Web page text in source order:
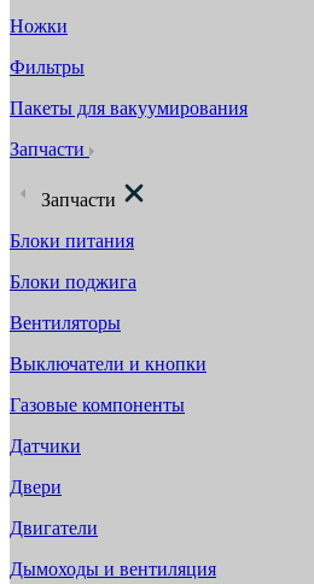
Ножки
Фильтры
Пакеты для вакуумирования
Запчасти
Запчасти
Блоки питания
Блоки поджига
Вентиляторы
Выключатели и кнопки
Газовые компоненты
Датчики
Двери
Двигатели
Дымоходы и вентиляция